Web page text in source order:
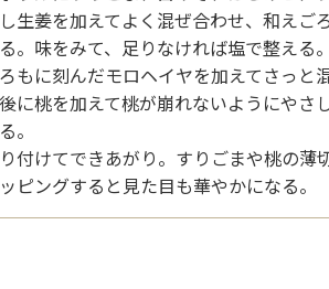
生姜を加えてよく混ぜ合わせ、和えご
。味をみて、足りなければ塩で整える。
もに刻んだモロヘイヤを加えてさっと
に桃を加えて桃が崩れないようにやさ
。
付けてできあがり。すりごまや桃の薄
ピングすると見た目も華やかになる。